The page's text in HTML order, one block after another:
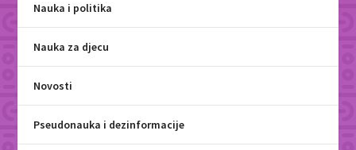
Nauka i politika
Nauka za djecu
Novosti
Pseudonauka i dezinformacije